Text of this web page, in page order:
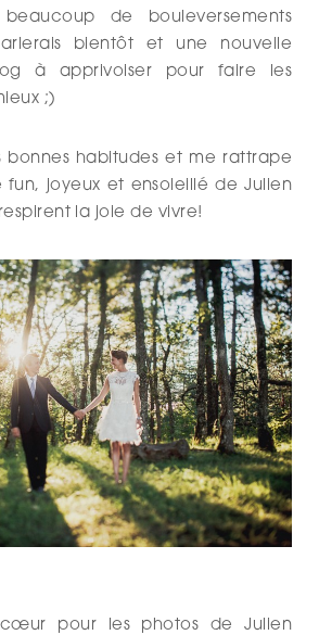
de bouleversements
bientôt et une nouvelle
à apprivoiser pour faire les
;)
bonnes habitudes et me rattrape
joyeux et ensoleillé de Julien
la joie de vivre!
pour les photos de Julien